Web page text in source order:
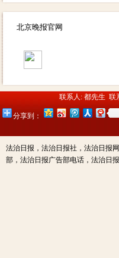
北京晚报官网
联系人: 都先生 联
分享到：
法治日报，法治日报社，法治日报
部，法治日报广告部电话，法治日